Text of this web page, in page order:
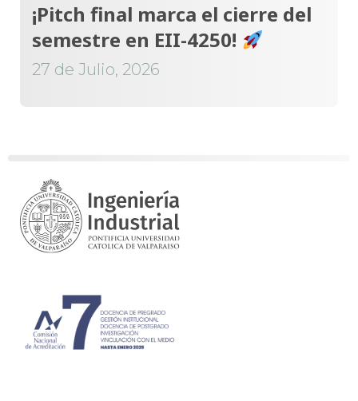
¡Pitch final marca el cierre del
semestre en EII-4250!
27 de Julio, 2026